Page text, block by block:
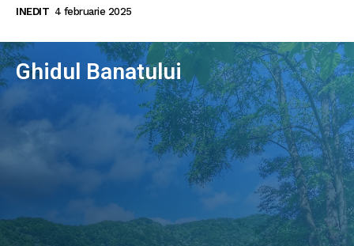
INEDIT 4 februarie 2025
Ghidul Banatului